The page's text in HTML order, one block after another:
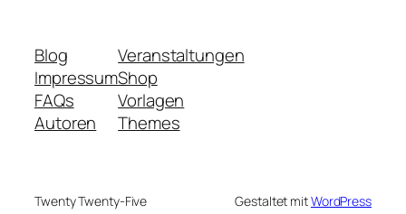
Blog
Impressum
FAQs
Autoren
Veranstaltungen
Shop
Vorlagen
Themes
Twenty Twenty-Five Gestaltet mitWordPress